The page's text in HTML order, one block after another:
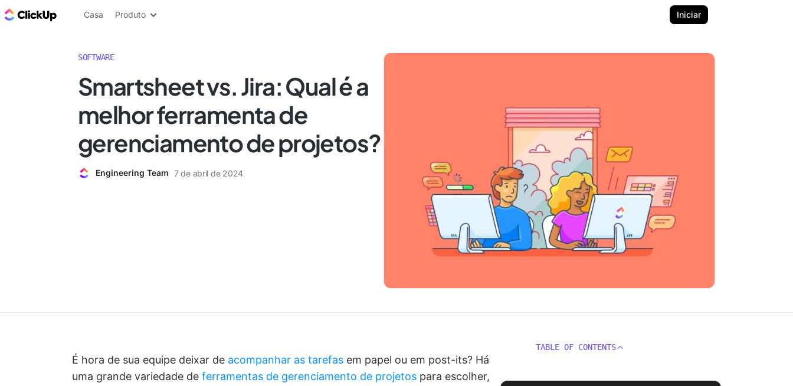
ClickUp Blogue
Casa Produto Iniciar
SOFTWARE
Smartsheet vs. Jira: Qual é a
melhor ferramenta de
gerenciamento de projetos?
Engineering Team 7 de abril de 2024
É hora de sua equipe deixar de acompanhar as tarefas em papel ou em post-its? Há
uma grande variedade de ferramentas de gerenciamento de projetos para escolher,
TABLE OF CONTENTS